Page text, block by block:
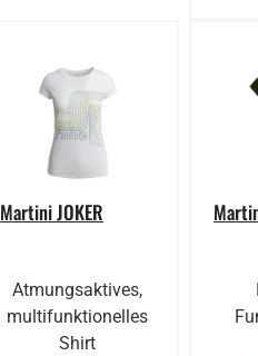
Martini JOKER
Atmungsaktives,
multifunktionelles
Shirt